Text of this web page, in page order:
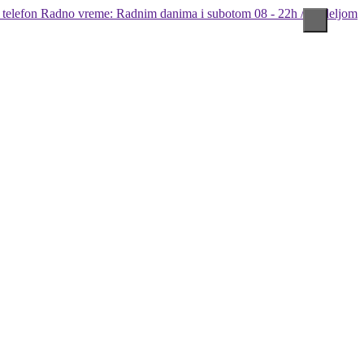
Radno vreme: Radnim danima i subotom 08 - 22h / Nedeljom